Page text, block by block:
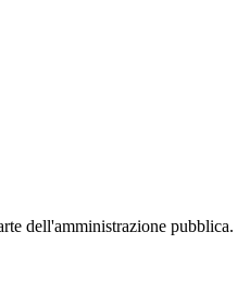
dell'amministrazione pubblica.